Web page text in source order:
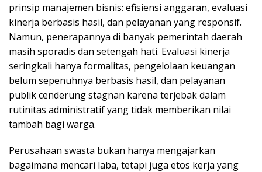
prinsip manajemen bisnis: efisiensi anggaran, evaluasi
kinerja berbasis hasil, dan pelayanan yang responsif.
Namun, penerapannya di banyak pemerintah daerah
masih sporadis dan setengah hati. Evaluasi kinerja
seringkali hanya formalitas, pengelolaan keuangan
belum sepenuhnya berbasis hasil, dan pelayanan
publik cenderung stagnan karena terjebak dalam
rutinitas administratif yang tidak memberikan nilai
tambah bagi warga.
Perusahaan swasta bukan hanya mengajarkan
bagaimana mencari laba, tetapi juga etos kerja yang